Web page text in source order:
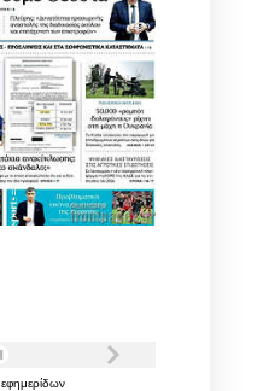
εφημερίδων